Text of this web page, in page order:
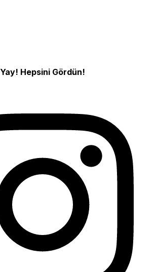
Yay! Hepsini Gördün!